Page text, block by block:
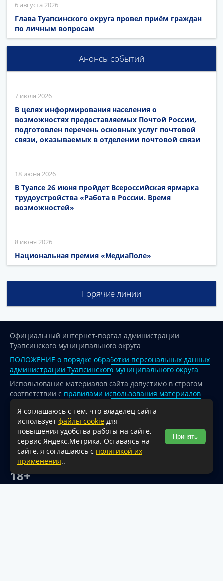
6 августа 2026
Глава Туапсинского округа провел приём граждан
по личным вопросам
Анонсы событий
7 июля 2026
В целях информирования населения о
возможностях предоставляемых Почтой России,
подготовлен перечень основных услуг почтовой
связи, оказываемых в отделении почтовой связи
18 июня 2026
В Туапсе 26 июня пройдет Всероссийская ярмарка
трудоустройства «Работа в России. Время
возможностей»
8 июня 2026
Национальная премия «МедиаПоле»
Горячие линии
Официальный интернет-портал администрации
Туапсинского муниципального округа
ПОЛОЖЕНИЕ о порядке обработки персональных данных
администрации Туапсинского муниципального округа
Использование материалов сайта допустимо в строгом
соответствии с правилами использования материалов
опубликованных на сайте
При перепечатке и использовании информации ссылка
на источник обязательна.
Для сайтов и страниц сети Интернет обязательна
активная гиперссылка на официальный интернет-портал
администрации Туапсинского муниципального округа.
18+
Я соглашаюсь с тем, что владелец сайта
использует файлы cookie для
повышения удобства работы на сайте,
сервис Яндекс.Метрика. Оставаясь на
сайте, я соглашаюсь с политикой их
применения..
Принять